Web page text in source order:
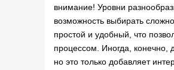
внимание! Уровни
возможность выбирать
простой и удобный, что
процессом. Иногда, конечно,
но это только добавляет